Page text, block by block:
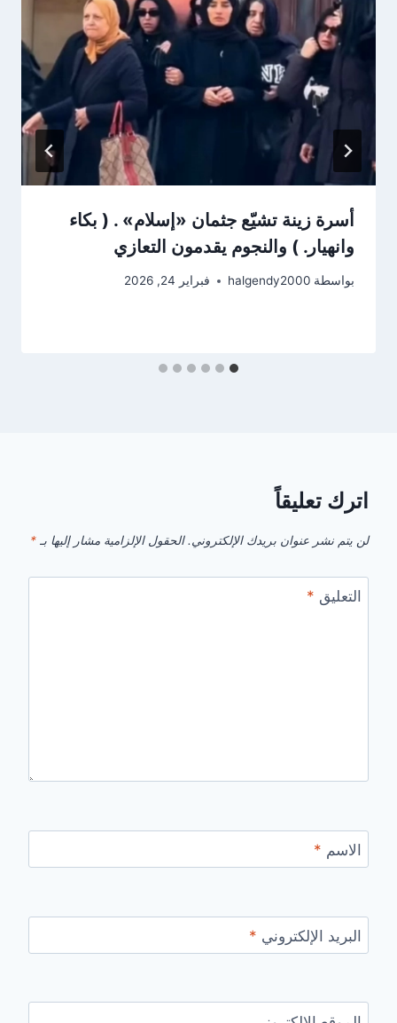
أسرة زينة تشيّع جثمان «إسلام» . ( بكاء
وانهيار. ) والنجوم يقدمون التعازي
بواسطة halgendy2000 فبراير 24, 2026
اترك تعليقاً
لن يتم نشر عنوان بريدك الإلكتروني. الحقول الإلزامية مشار إليها بـ *
التعليق *
الاسم *
البريد الإلكتروني *